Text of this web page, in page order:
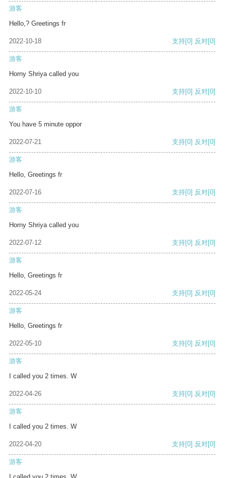
游客
Hello,? Greetings fr
2022-10-18 支持[0] 反对[0]
游客
Horny Shriya called you
2022-10-10 支持[0] 反对[0]
游客
You have 5 minute oppor
2022-07-21 支持[0] 反对[0]
游客
Hello, Greetings fr
2022-07-16 支持[0] 反对[0]
游客
Horny Shriya called you
2022-07-12 支持[0] 反对[0]
游客
Hello, Greetings fr
2022-05-24 支持[0] 反对[0]
游客
Hello, Greetings fr
2022-05-10 支持[0] 反对[0]
游客
I called you 2 times. W
2022-04-26 支持[0] 反对[0]
游客
I called you 2 times. W
2022-04-20 支持[0] 反对[0]
游客